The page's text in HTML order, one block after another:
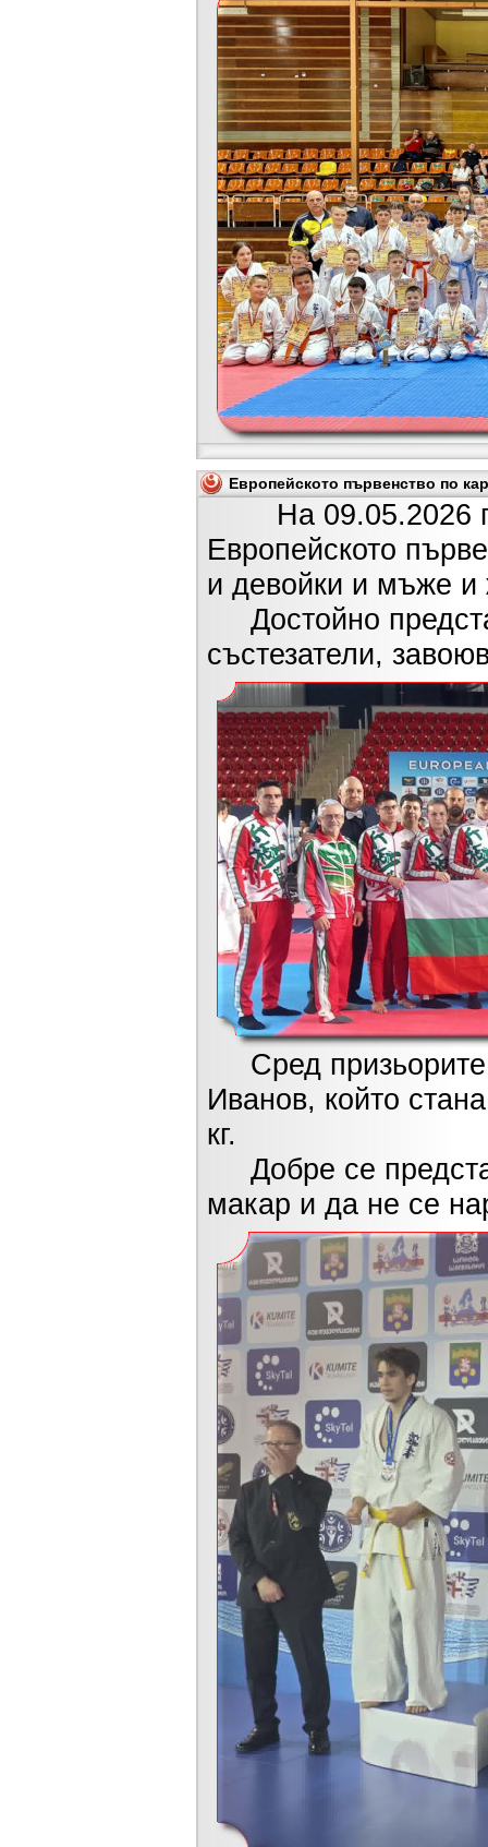
Европейското първенство по
На 09.05.2026 г.
Европейското
и девойки и мъже и
Достойно
състезатели,
Сред призьорите
Иванов, който
кг.
Добре се
макар и да не се